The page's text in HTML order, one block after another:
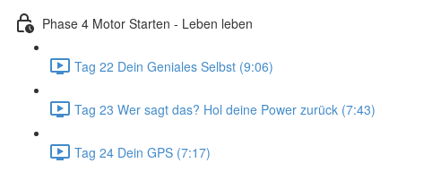
Phase 4 Motor Starten - Leben leben
Tag 22 Dein Geniales Selbst (9:06)
Tag 23 Wer sagt das? Hol deine Power zurück (7:43)
Tag 24 Dein GPS (7:17)